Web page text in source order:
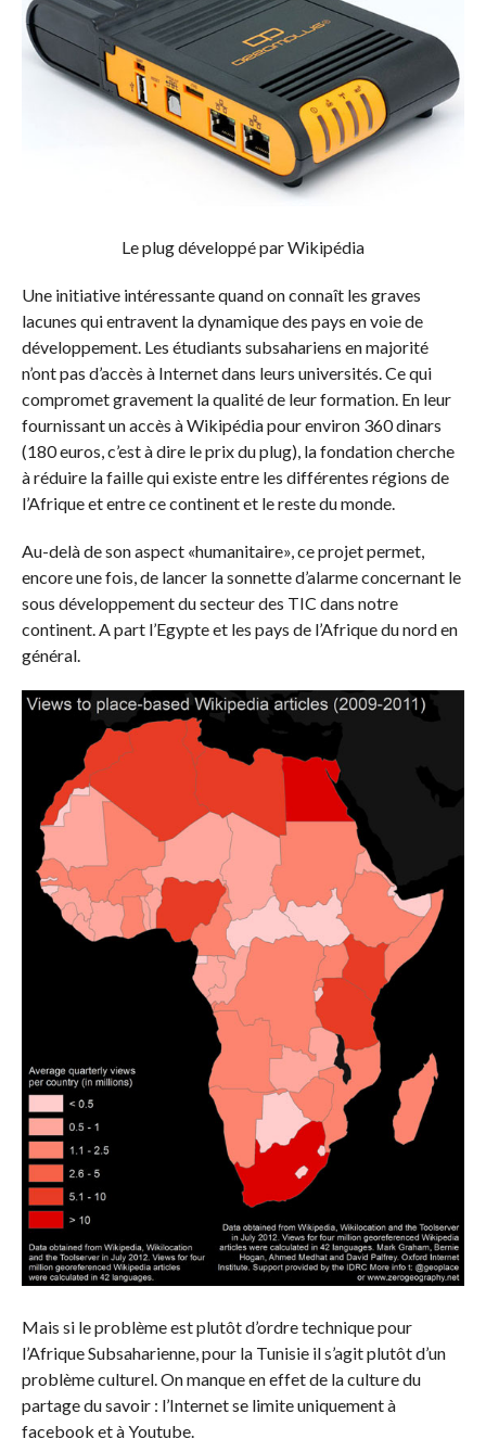
Le plug développé par Wikipédia
Une initiative intéressante quand on connaît les graves
lacunes qui entravent la dynamique des pays en voie de
développement. Les étudiants subsahariens en majorité
n’ont pas d’accès à Internet dans leurs universités. Ce qui
compromet gravement la qualité de leur formation. En leur
fournissant un accès à Wikipédia pour environ 360 dinars
(180 euros, c’est à dire le prix du plug), la fondation cherche
à réduire la faille qui existe entre les différentes régions de
l’Afrique et entre ce continent et le reste du monde.
Au-delà de son aspect «humanitaire», ce projet permet,
encore une fois, de lancer la sonnette d’alarme concernant le
sous développement du secteur des TIC dans notre
continent. A part l’Egypte et les pays de l’Afrique du nord en
général.
Mais si le problème est plutôt d’ordre technique pour
l’Afrique Subsaharienne, pour la Tunisie il s’agit plutôt d’un
problème culturel. On manque en effet de la culture du
partage du savoir : l’Internet se limite uniquement à
facebook et à Youtube.